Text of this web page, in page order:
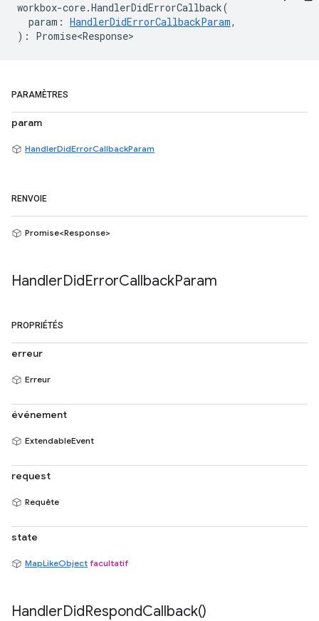
workbox-core.HandlerDidErrorCallback(
param : HandlerDidErrorCallbackParam,
) : Promise<Response>
PARAMÈTRES
param
HandlerDidErrorCallbackParam
RENVOIE
Promise<Response>
HandlerDidErrorCallbackParam
PROPRIÉTÉS
erreur
Erreur
événement
ExtendableEvent
request
Requête
state
MapLikeObject facultatif
HandlerDidRespondCallback()